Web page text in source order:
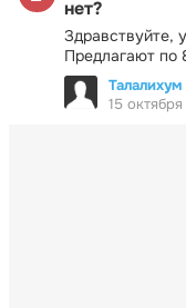
нет?
Здравствуйте,
Предлагают по
Талалихум
15